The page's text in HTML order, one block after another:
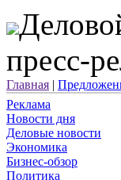
пресс-
Главная |
Реклама
Новости дня
Деловые новости
Экономика
Бизнес-обзор
Политика